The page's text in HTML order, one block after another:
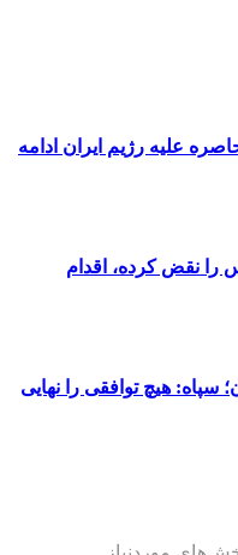
علیه رژیم ایران ادامه
را نقض کرده، اقدام
سپاه: هیچ توافقی را نهایی